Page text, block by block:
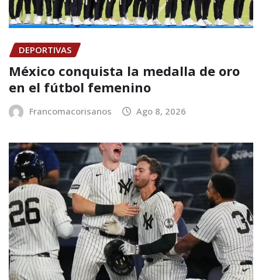
DEPORTIVAS
México conquista la medalla de oro
en el fútbol femenino
Francomacorisanos Ago 8, 2026